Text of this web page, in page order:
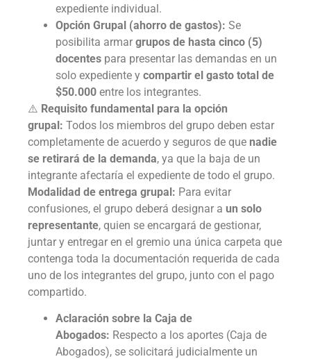
expediente individual.
Opción Grupal (ahorro de gastos): Se
posibilita armar grupos de hasta cinco (5)
docentes para presentar las demandas en un
solo expediente y compartir el gasto total de
$50.000 entre los integrantes.
⚠️ Requisito fundamental para la opción
grupal: Todos los miembros del grupo deben estar
completamente de acuerdo y seguros de que nadie
se retirará de la demanda, ya que la baja de un
integrante afectaría el expediente de todo el grupo.
Modalidad de entrega grupal: Para evitar
confusiones, el grupo deberá designar a un solo
representante, quien se encargará de gestionar,
juntar y entregar en el gremio una única carpeta que
contenga toda la documentación requerida de cada
uno de los integrantes del grupo, junto con el pago
compartido.
Aclaración sobre la Caja de
Abogados: Respecto a los aportes (Caja de
Abogados), se solicitará judicialmente un